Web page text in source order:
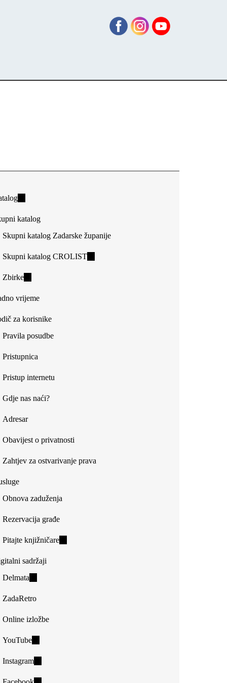
(link
external)
katalog
Skupni katalog Zadarske županije
Skupni katalog CROLIST(link
Zbirke(link
external)
vrijeme
za korisnike
Pravila posudbe
Pristupnica
Pristup internetu
Gdje nas naći?
Adresar
Obavijest o privatnosti
Zahtjev za ostvarivanje prava
Obnova zaduženja
Rezervacija građe
Pitajte knjižničare(link
sadržaji
Delmata
external)
ZadaRetro
Online izložbe
YouTube(link
external)
Instagram(link